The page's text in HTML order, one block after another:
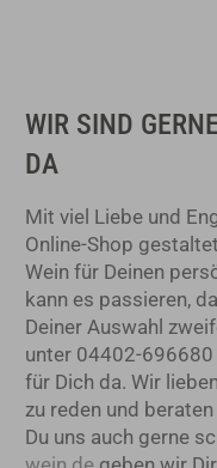
WIR SIND
DA
Mit viel Liebe und
Online-Shop
Wein für Deinen
kann es passieren,
Deiner Auswahl
unter 04402-696680
für Dich da. Wir
zu reden und
Du uns auch gerne